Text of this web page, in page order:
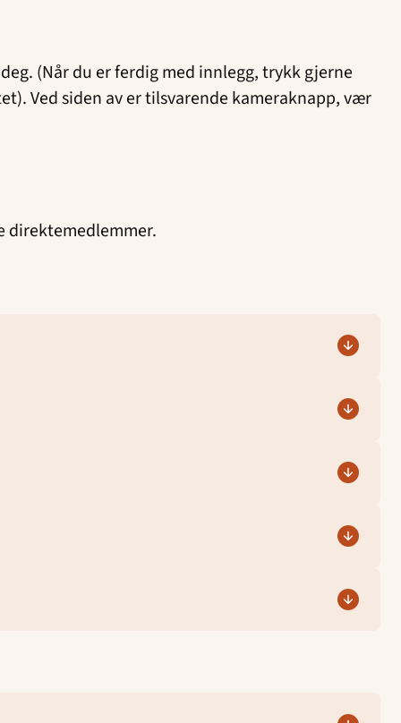
(Når du er ferdig med innlegg, trykk gjerne
Ved siden av er tilsvarende kameraknapp, vær
direktemedlemmer.